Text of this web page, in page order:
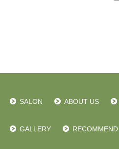
SALON ABOUT US
GALLERY RECOMMEND